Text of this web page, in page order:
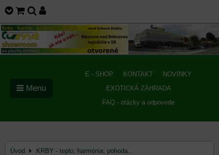
E - SHOP KONTAKT
NOVINKY
EXOTICKÁ ZÁHRADA
FAQ - otázky a odpovede
Menu
Úvod
KRBY - teplo, harmónia, pohoda...